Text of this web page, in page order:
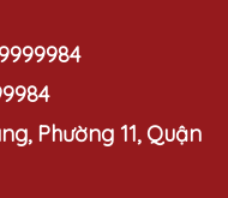
Phường 11, Quận